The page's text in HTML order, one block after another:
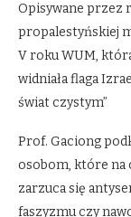
Opisywane przez
propalestyńskiej
V roku WUM,
widniała flaga
świat czystym”
Prof. Gaciong
osobom, które na
zarzuca się
faszyzmu czy